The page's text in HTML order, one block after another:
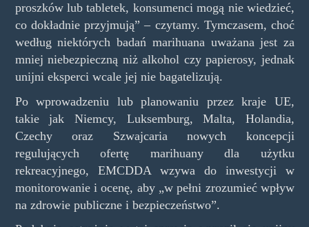
proszków lub tabletek, konsumenci mogą nie wiedzieć,
co dokładnie przyjmują” – czytamy. Tymczasem, choć
według niektórych badań marihuana uważana jest za
mniej niebezpieczną niż alkohol czy papierosy, jednak
unijni eksperci wcale jej nie bagatelizują.
Po wprowadzeniu lub planowaniu przez kraje UE,
takie jak Niemcy, Luksemburg, Malta, Holandia,
Czechy oraz Szwajcaria nowych koncepcji
regulujących ofertę marihuany dla użytku
rekreacyjnego, EMCDDA wzywa do inwestycji w
monitorowanie i ocenę, aby „w pełni zrozumieć wpływ
na zdrowie publiczne i bezpieczeństwo”.